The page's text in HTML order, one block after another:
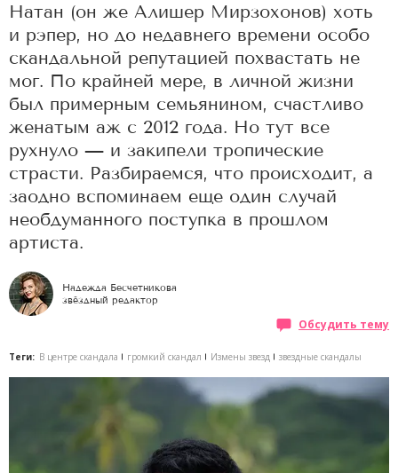
Натан (он же Алишер Мирзохонов) хоть
и рэпер, но до недавнего времени особо
скандальной репутацией похвастать не
мог. По крайней мере, в личной жизни
был примерным семьянином, счастливо
женатым аж с 2012 года. Но тут все
рухнуло — и закипели тропические
страсти. Разбираемся, что происходит, а
заодно вспоминаем еще один случай
необдуманного поступка в прошлом
артиста.
Надежда Бесчетникова
звёздный редактор
Обсудить тему
Теги: В центре скандала громкий скандал Измены звезд звездные скандалы